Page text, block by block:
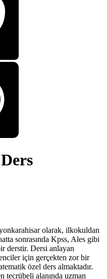
olarak, ilkokuldan
sonrasında Kpss, Ales gibi
derstir. Dersi anlayan
için gerçekten zor bir
özel ders almaktadır.
tecrübeli alanında uzman